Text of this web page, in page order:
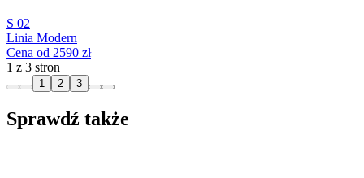
S 02
Linia Modern
Cena od 2590 zł
1 z 3 stron
1 2 3
Sprawdź także